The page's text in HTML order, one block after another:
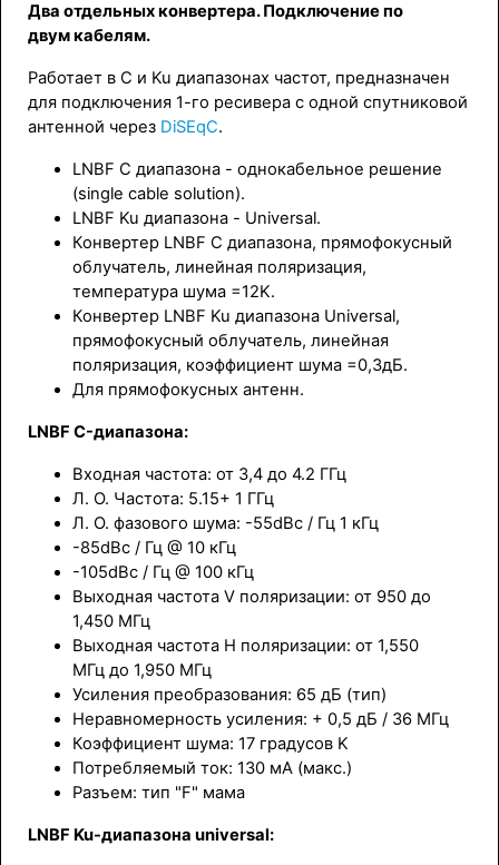
Два отдельных конвертера. Подключение по
двум кабелям.
Работает в C и Ku диапазонах частот, предназначен
для подключения 1-го ресивера с одной спутниковой
антенной через DiSEqC.
LNBF C диапазона - однокабельное решение
(single cable solution).
LNBF Ku диапазона - Universal.
Конвертер LNBF C диапазона, прямофокусный
облучатель, линейная поляризация,
температура шума =12K.
Конвертер LNBF Ku диапазона Universal,
прямофокусный облучатель, линейная
поляризация, коэффициент шума =0,3дБ.
Для прямофокусных антенн.
LNBF C-диапазона:
Входная частота: от 3,4 до 4.2 ГГц
Л. О. Частота: 5.15+ 1 ГГц
Л. О. фазового шума: -55dBc / Гц 1 кГц
-85dBc / Гц @ 10 кГц
-105dBc / Гц @ 100 кГц
Выходная частота V поляризации: от 950 до
1,450 МГц
Выходная частота Н поляризации: от 1,550
МГц до 1,950 МГц
Усиления преобразования: 65 дБ (тип)
Неравномерность усиления: + 0,5 дБ / 36 МГц
Коэффициент шума: 17 градусов K
Потребляемый ток: 130 мА (макс.)
Разъем: тип "F" мама
LNBF Ku-диапазона universal: